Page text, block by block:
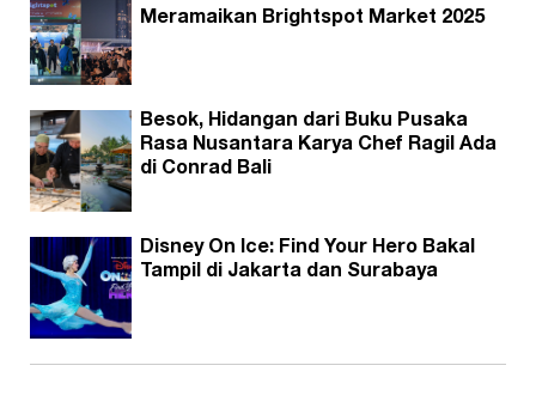
Meramaikan Brightspot Market 2025
Besok, Hidangan dari Buku Pusaka
Rasa Nusantara Karya Chef Ragil Ada
di Conrad Bali
Disney On Ice: Find Your Hero Bakal
Tampil di Jakarta dan Surabaya